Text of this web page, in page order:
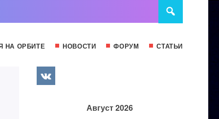
НА ОРБИТЕ НОВОСТИ ФОРУМ СТАТЬИ
Август 2026